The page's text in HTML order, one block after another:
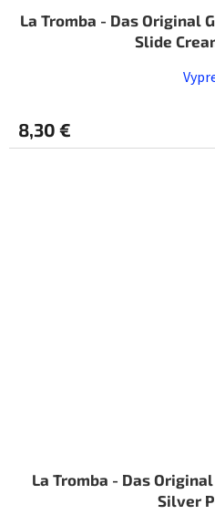
La Tromba - Das Original
Slide
8,30 €
La Tromba - Das
Silver